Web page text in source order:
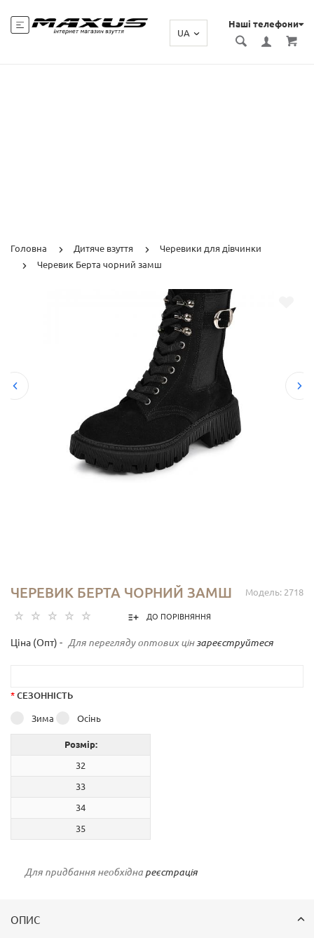
Наші телефони
UA
Головна Дитяче взуття
Черевики для дівчинки
Черевик Берта чорний замш
Модель: 2718
ЧЕРЕВИК БЕРТА ЧОРНИЙ ЗАМШ
ДО ПОРІВНЯННЯ
Ціна (Опт) - Для перегляду оптових цін зареєструйтеся
* СЕЗОННІСТЬ
Зима Осінь
Розмір:
32
33
34
35
Для придбання необхідна реєстрація
ОПИС